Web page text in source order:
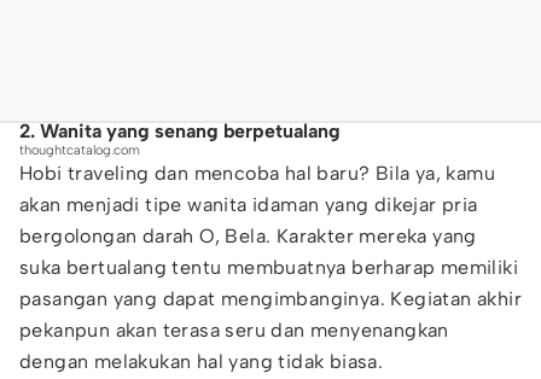
2. Wanita yang senang berpetualang
thoughtcatalog.com
Hobi traveling dan mencoba hal baru? Bila ya, kamu
akan menjadi tipe wanita idaman yang dikejar pria
bergolongan darah O, Bela. Karakter mereka yang
suka bertualang tentu membuatnya berharap memiliki
pasangan yang dapat mengimbanginya. Kegiatan akhir
pekanpun akan terasa seru dan menyenangkan
dengan melakukan hal yang tidak biasa.